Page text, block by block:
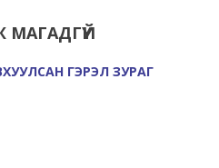
МАГАДГҮЙ
ГЭРЭЛ ЗУРАГ